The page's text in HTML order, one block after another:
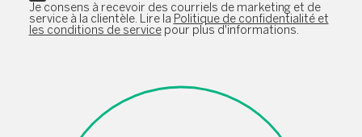
Je consens à recevoir des courriels de marketing et de
service à la clientèle. Lire la Politique de confidentialité et
les conditions de servicepour plus d'informations.